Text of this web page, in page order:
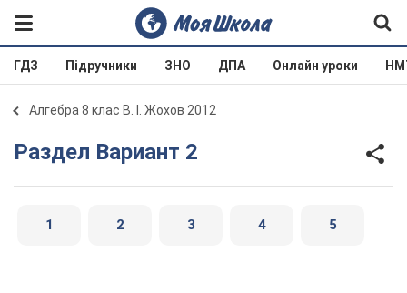
ГДЗ Підручники ЗНО ДПА Онлайн уроки
Алгебра 8 клас В. І. Жохов 2012
Раздел Вариант 2
1 2 3 4 5